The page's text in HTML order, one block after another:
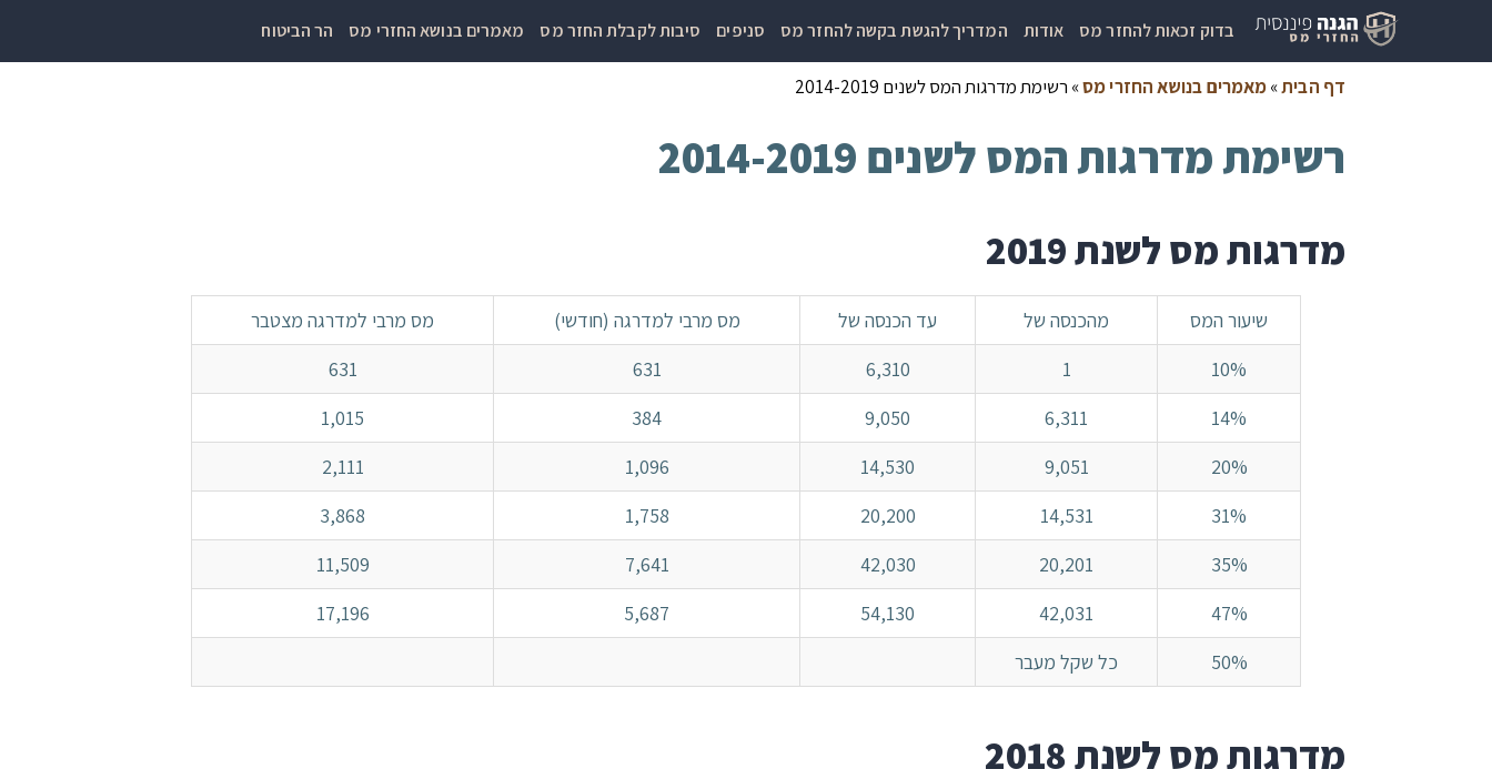
בדוק זכאות להחזר מס אודות המדריך להגשת בקשה להחזר מס סניפים סיבות לקבלת החזר מס מאמרים בנושא החזרי מס הר הביטוח
דף הבית»מאמרים בנושא החזרי מס» רשימת מדרגות המס לשנים 2014-2019
רשימת מדרגות המס לשנים 2014-2019
מדרגות מס לשנת 2019
שיעור המס מהכנסה של עד הכנסה של מס מרבי למדרגה (חודשי)
מס מרבי למדרגה מצטבר
10%
1
6,310
631
631
14%
6,311
9,050
384
1,015
20%
9,051
14,530
1,096
2,111
31%
14,531
20,200
1,758
3,868
35%
20,201
42,030
7,641
11,509
47%
42,031
54,130
5,687
17,196
50%
כל שקל מעבר
מדרגות מס לשנת 2018